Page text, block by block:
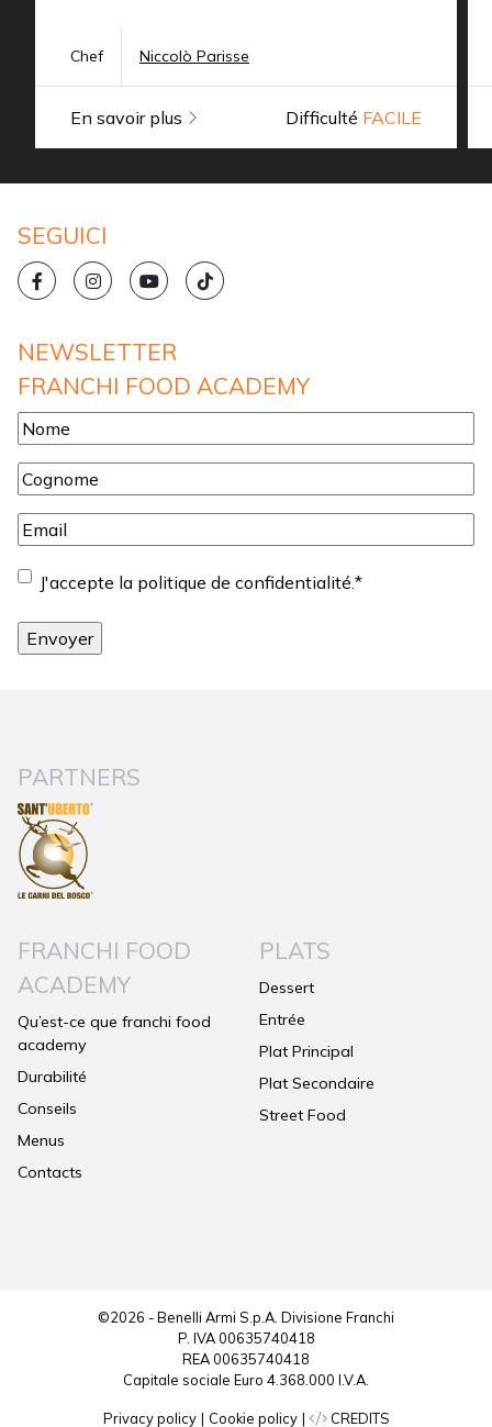
Chef Niccolò Parisse
En savoir plus Difficulté FACILE
SEGUICI
NEWSLETTER
FRANCHI FOOD ACADEMY
Nome*
Cognome*
Email*
Consentement*
J'accepte la politique de confidentialité.*
PARTNERS
FRANCHI FOOD
ACADEMY
Qu’est-ce que franchi food
academy
Durabilité
Conseils
Menus
Contacts
PLATS
Dessert
Entrée
Plat Principal
Plat Secondaire
Street Food
©2026 - Benelli Armi S.p.A. Divisione Franchi
P. IVA 00635740418
REA 00635740418
Capitale sociale Euro 4.368.000 I.V.A.
Privacy policy | Cookie policy | CREDITS